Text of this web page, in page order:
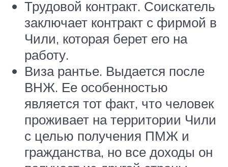
Трудовой контракт. Соискатель
заключает контракт с фирмой в
Чили, которая берет его на
работу.
Виза рантье. Выдается после
ВНЖ. Ее особенностью
является тот факт, что человек
проживает на территории Чили
с целью получения ПМЖ и
гражданства, но все доходы он